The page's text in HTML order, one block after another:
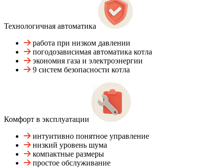
Технологичная автоматика
работа при низком давлении
погодозависимая автоматика котла
экономия газа и электроэнергии
9 систем безопасности котла
Комфорт в эксплуатации
интуитивно понятное управление
низкий уровень шума
компактные размеры
простое обслуживание